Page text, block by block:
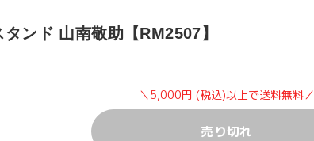
ンド 山南敬助【RM2507】
＼5,000円 (税込)以上で送料無料／
売り切れ